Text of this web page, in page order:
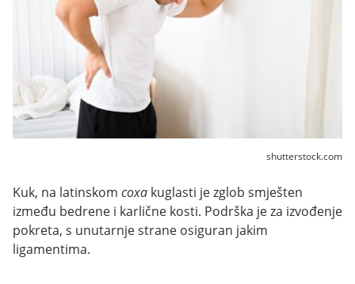
shutterstock.com
Kuk, na latinskom coxa kuglasti je zglob smješten
između bedrene i karlične kosti. Podrška je za izvođenje
pokreta, s unutarnje strane osiguran jakim
ligamentima.